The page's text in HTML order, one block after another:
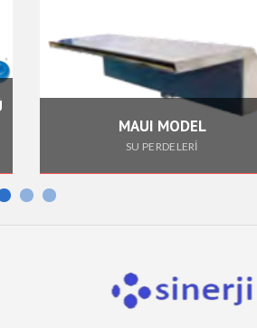
MAUI MODEL
SU PERDELERİ